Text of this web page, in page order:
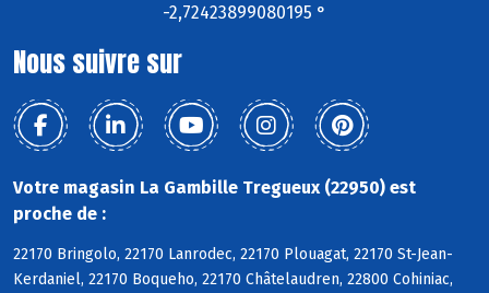
-2,72423899080195 °
Nous suivre sur
Votre magasin La Gambille Tregueux (22950) est
proche de :
22170 Bringolo, 22170 Lanrodec, 22170 Plouagat, 22170 St-Jean-
Kerdaniel, 22170 Boqueho, 22170 Châtelaudren, 22800 Cohiniac,